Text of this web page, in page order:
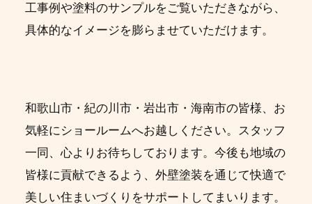
工事例や塗料のサンプルをご覧いただきながら、
具体的なイメージを膨らませていただけます。
和歌山市・紀の川市・岩出市・海南市の皆様、お
気軽にショールームへお越しください。スタッフ
一同、心よりお待ちしております。今後も地域の
皆様に貢献できるよう、外壁塗装を通じて快適で
美しい住まいづくりをサポートしてまいります。